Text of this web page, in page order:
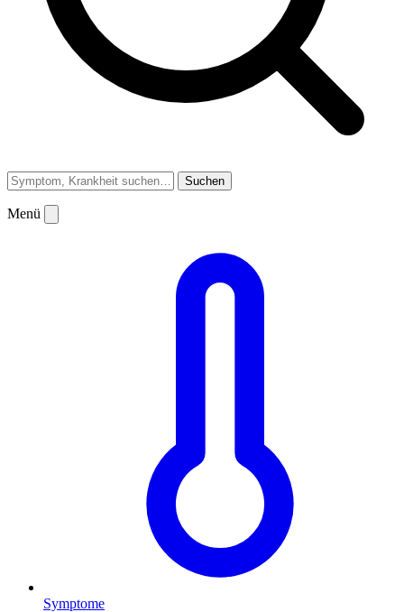
Suchen
Menü
Symptome